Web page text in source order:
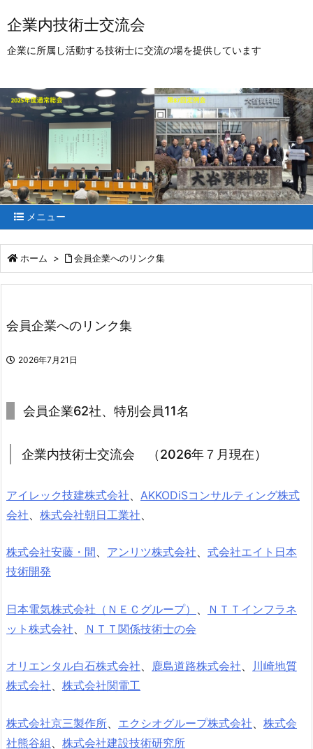
企業内技術士交流会
企業に所属し活動する技術士に交流の場を提供しています
メニュー
ホーム > 会員企業へのリンク集
会員企業へのリンク集
2026年7月21日
会員企業62社、特別会員11名
企業内技術士交流会 （2026年７月現在）
アイレック技建株式会社
AKKODiSコンサルティング株式
会社
株式会社朝日工業社
株式会社安藤・間、 アンリツ株式会社、 式会社エイト日本
技術開発
日本電気株式会社（ＮＥＣグループ）
ＮＴＴインフラネ
ット株式会社
ＮＴＴ関係技術士の会
オリエンタル白石株式会社、 鹿島道路株式会社、 川崎地質
株式会社、 株式会社関電工
株式会社京三製作所、 エクシオグループ株式会社、 株式会
社熊谷組 、 株式会社建設技術研究所